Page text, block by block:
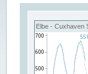
Elbe - Cuxhaven